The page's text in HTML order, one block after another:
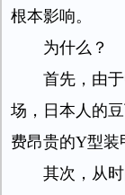
根本影响。
为什么？
首先，由
场，日本人的
费昂贵的Y型装
其次，从